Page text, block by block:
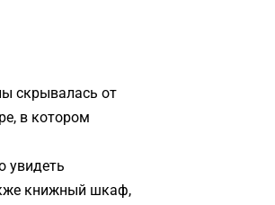
скрывалась от
в котором
увидеть
книжный шкаф,